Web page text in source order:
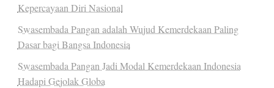
Kepercayaan Diri Nasional
Swasembada Pangan adalah Wujud Kemerdekaan Paling
Dasar bagi Bangsa Indonesia
Swasembada Pangan Jadi Modal Kemerdekaan Indonesia
Hadapi Gejolak Globa